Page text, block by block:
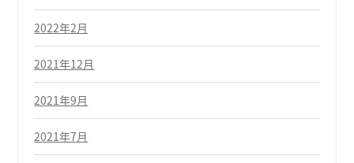
2022年2月
2021年12月
2021年9月
2021年7月